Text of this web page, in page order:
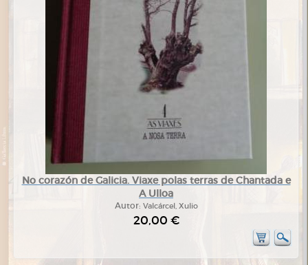
No corazón de Galicia. Viaxe polas terras de Chantada e
A Ulloa
Autor: Valcárcel, Xulio
20,00 €